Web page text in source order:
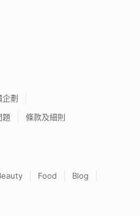
企劃
題 條款及細則
Food
Blog